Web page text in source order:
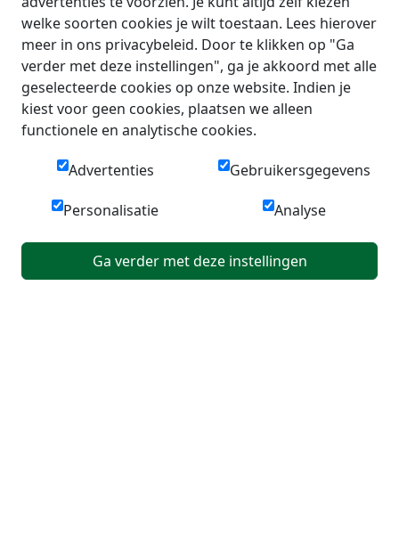
welke soorten cookies je wilt toestaan. Lees hierover
meer in ons privacybeleid. Door te klikken op "Ga
verder met deze instellingen", ga je akkoord met alle
geselecteerde cookies op onze website. Indien je
kiest voor geen cookies, plaatsen we alleen
functionele en analytische cookies.
Advertenties Gebruikersgegevens
Personalisatie Analyse
Ga verder met deze instellingen